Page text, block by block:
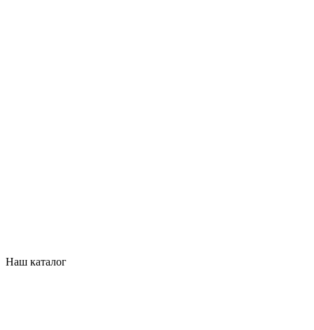
Наш каталог